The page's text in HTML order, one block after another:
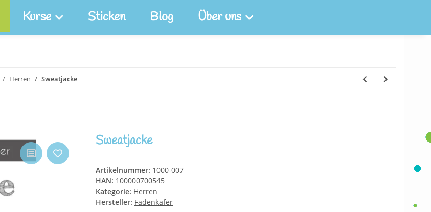
Kurse Sticken Blog Über uns
Herren Sweatjacke
Sweatjacke
Artikelnummer: 1000-007
HAN: 100000700545
Kategorie: Herren
Hersteller: Fadenkäfer